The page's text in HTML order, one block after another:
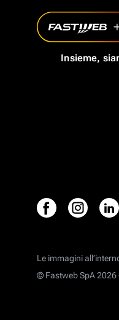
Insieme,
Le immagini
© Fastweb SpA 2026